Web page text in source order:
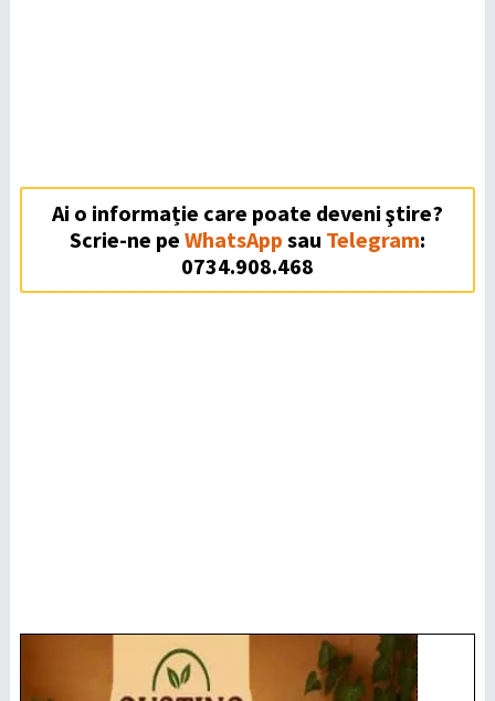
Ai o informație care poate deveni ştire?
Scrie-ne pe WhatsApp sau Telegram:
0734.908.468